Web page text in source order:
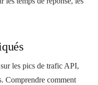
les pics de trafic API,
Comprendre comment